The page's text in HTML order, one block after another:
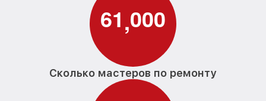
61,000
Сколько мастеров по ремонту